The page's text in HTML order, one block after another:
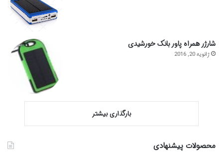
شارژر همراه پاور بانک خورشیدی
ژانویه 20, 2016
بارگذاری بیشتر
محصولات پیشنهادی